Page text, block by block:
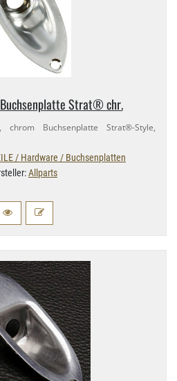
Strat® chr.
chrom Buchsenplatte Strat®-​Style,
/ Hardware / Buchsenplatten
Allparts